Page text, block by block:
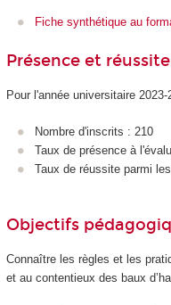
Fiche synthétique au
Présence et
Pour l'année universitaire 2023-
Nombre d'inscrits : 210
Taux de présence à
Taux de réussite parmi
Objectifs
Connaître les règles et les
et au contentieux des baux